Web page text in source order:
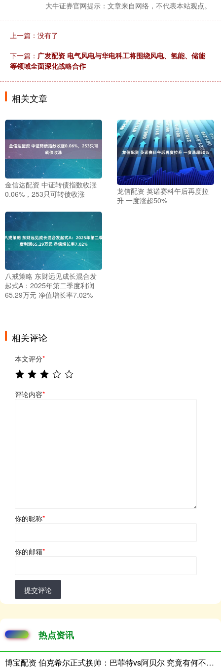
大牛证券官网提示：文章来自网络，不代表本站观点。
上一篇：没有了
下一篇： 广发配资 电气风电与华电科工将围绕风电、氢能、储能
等领域全面深化战略合作
相关文章
金信达配资 中证转债指数收涨
0.06%，253只可转债收涨
龙信配资 英诺赛科午后再度拉
升 一度涨超50%
八戒策略 东财远见成长混合发
起式A：2025年第二季度利润
65.29万元 净值增长率7.02%
相关评论
本文评分*
评论内容*
你的昵称*
你的邮箱*
提交评论
热点资讯
博宝配资 伯克希尔正式换帅：巴菲特vs阿贝尔 究竟有何不同？